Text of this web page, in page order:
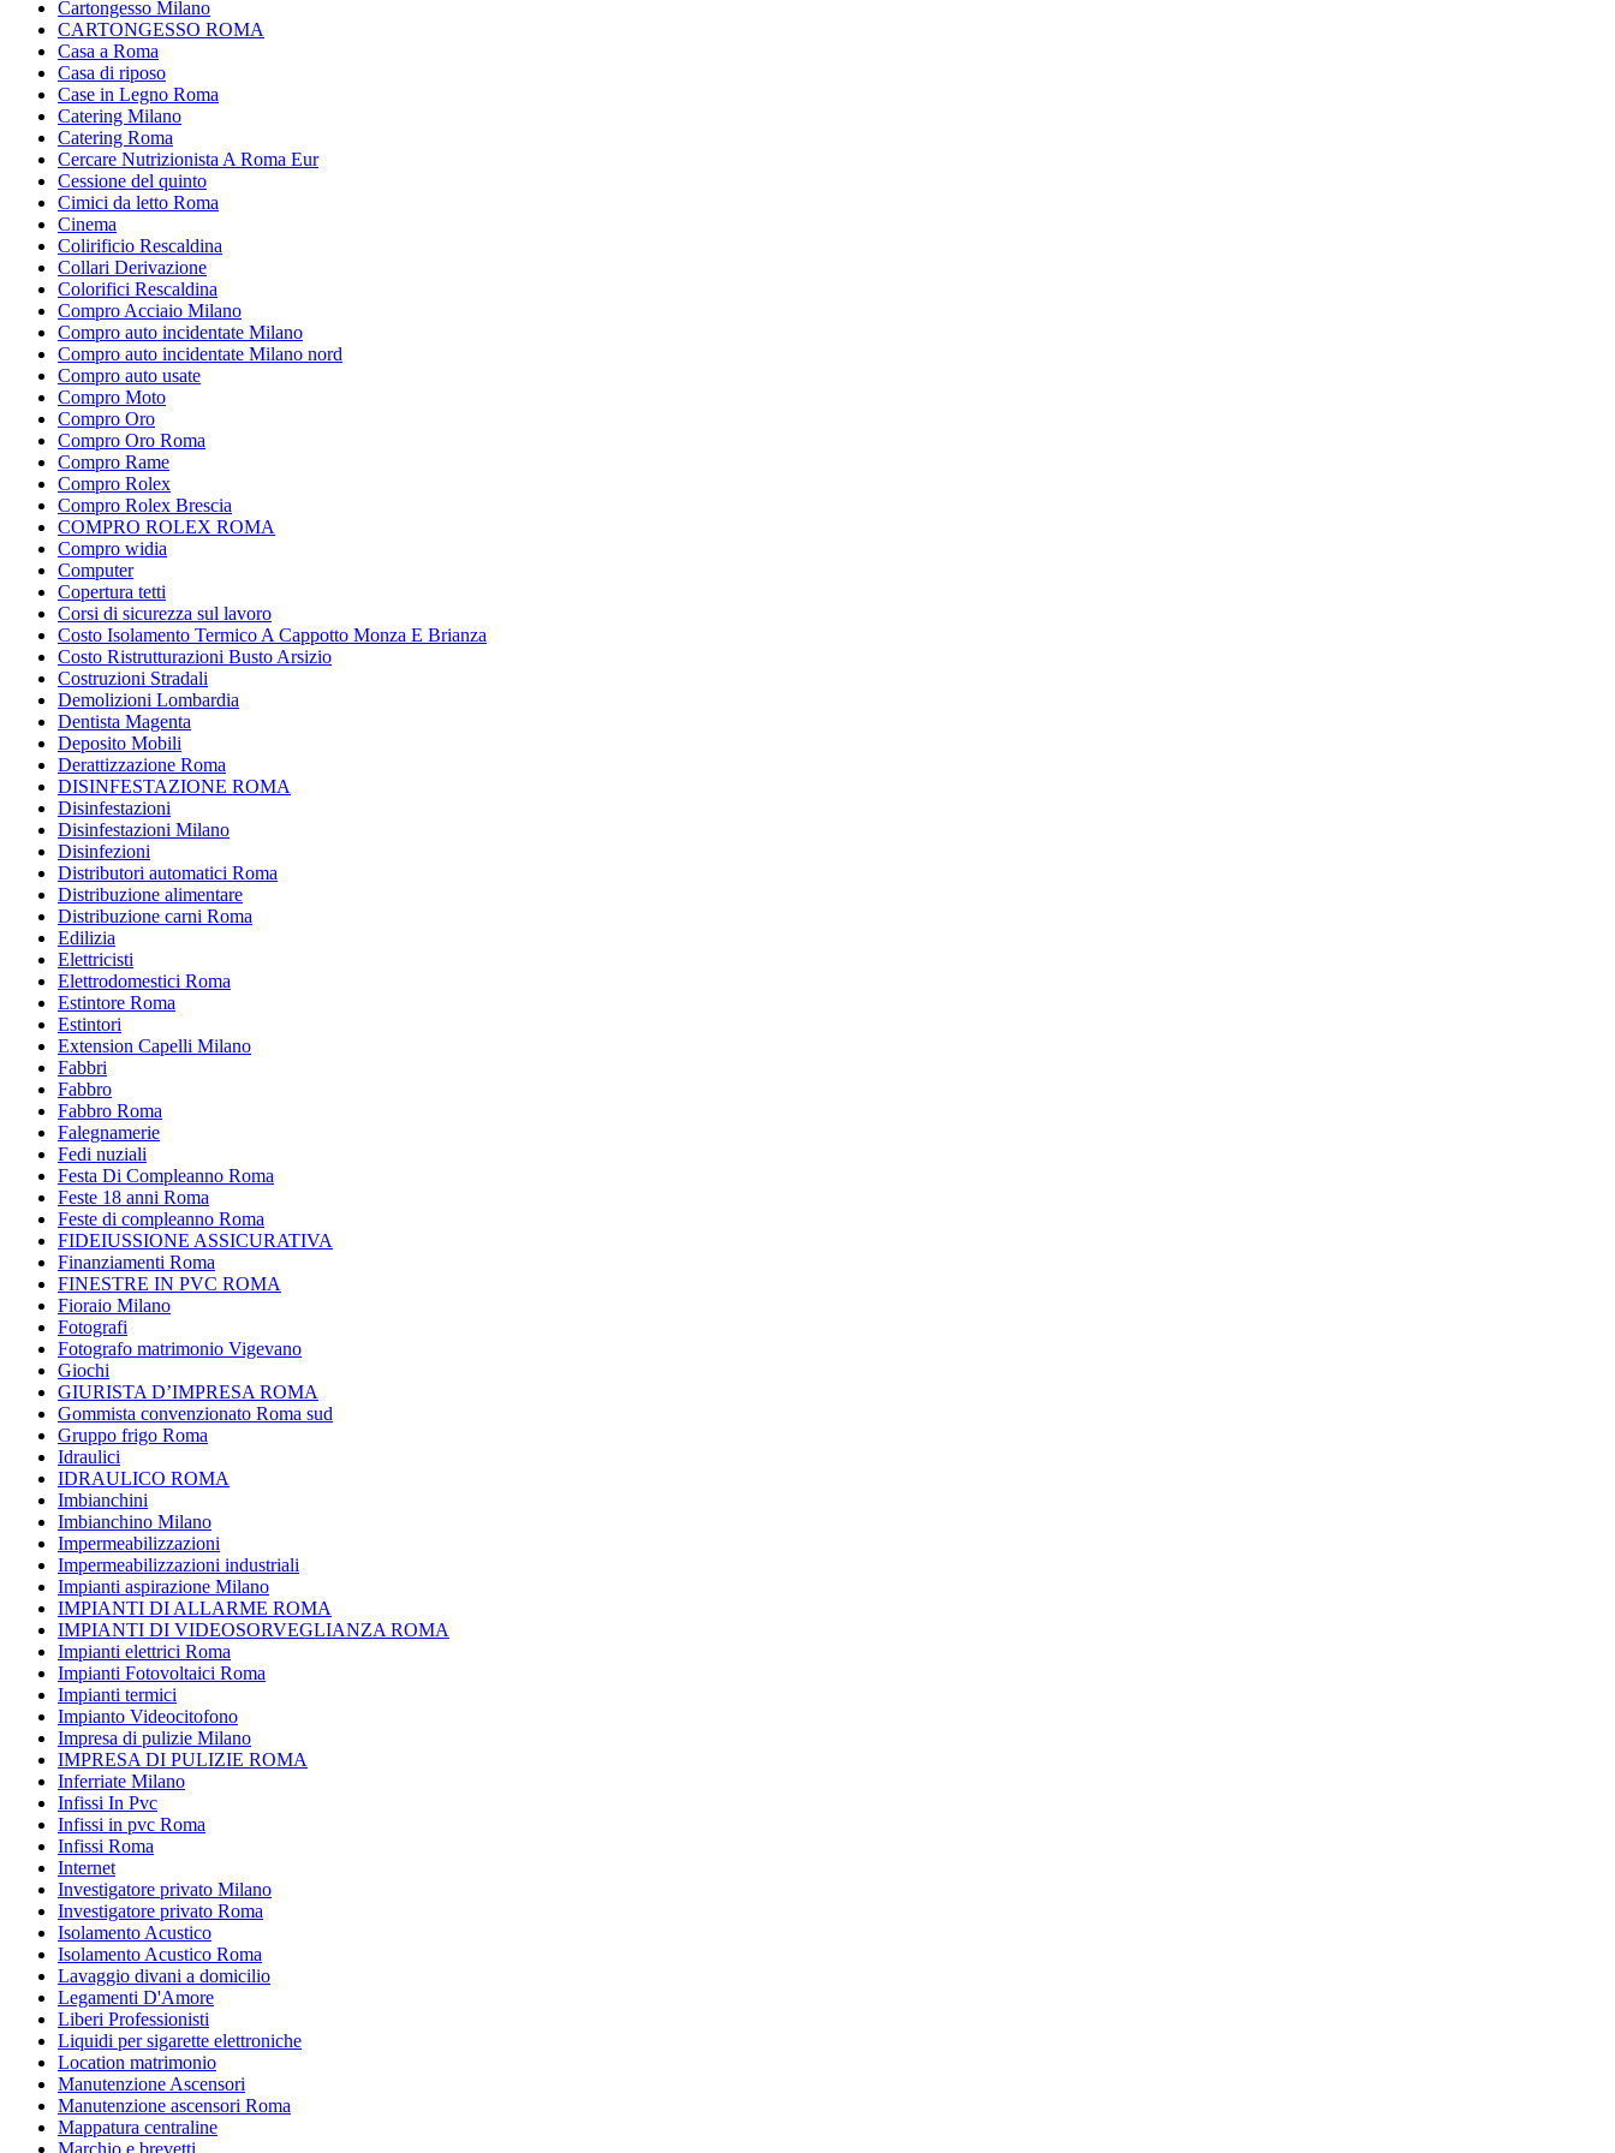
Cartongesso Milano
CARTONGESSO ROMA
Casa a Roma
Casa di riposo
Case in Legno Roma
Catering Milano
Catering Roma
Cercare Nutrizionista A Roma Eur
Cessione del quinto
Cimici da letto Roma
Cinema
Colirificio Rescaldina
Collari Derivazione
Colorifici Rescaldina
Compro Acciaio Milano
Compro auto incidentate Milano
Compro auto incidentate Milano nord
Compro auto usate
Compro Moto
Compro Oro
Compro Oro Roma
Compro Rame
Compro Rolex
Compro Rolex Brescia
COMPRO ROLEX ROMA
Compro widia
Computer
Copertura tetti
Corsi di sicurezza sul lavoro
Costo Isolamento Termico A Cappotto Monza E Brianza
Costo Ristrutturazioni Busto Arsizio
Costruzioni Stradali
Demolizioni Lombardia
Dentista Magenta
Deposito Mobili
Derattizzazione Roma
DISINFESTAZIONE ROMA
Disinfestazioni
Disinfestazioni Milano
Disinfezioni
Distributori automatici Roma
Distribuzione alimentare
Distribuzione carni Roma
Edilizia
Elettricisti
Elettrodomestici Roma
Estintore Roma
Estintori
Extension Capelli Milano
Fabbri
Fabbro
Fabbro Roma
Falegnamerie
Fedi nuziali
Festa Di Compleanno Roma
Feste 18 anni Roma
Feste di compleanno Roma
FIDEIUSSIONE ASSICURATIVA
Finanziamenti Roma
FINESTRE IN PVC ROMA
Fioraio Milano
Fotografi
Fotografo matrimonio Vigevano
Giochi
GIURISTA D’IMPRESA ROMA
Gommista convenzionato Roma sud
Gruppo frigo Roma
Idraulici
IDRAULICO ROMA
Imbianchini
Imbianchino Milano
Impermeabilizzazioni
Impermeabilizzazioni industriali
Impianti aspirazione Milano
IMPIANTI DI ALLARME ROMA
IMPIANTI DI VIDEOSORVEGLIANZA ROMA
Impianti elettrici Roma
Impianti Fotovoltaici Roma
Impianti termici
Impianto Videocitofono
Impresa di pulizie Milano
IMPRESA DI PULIZIE ROMA
Inferriate Milano
Infissi In Pvc
Infissi in pvc Roma
Infissi Roma
Internet
Investigatore privato Milano
Investigatore privato Roma
Isolamento Acustico
Isolamento Acustico Roma
Lavaggio divani a domicilio
Legamenti D'Amore
Liberi Professionisti
Liquidi per sigarette elettroniche
Location matrimonio
Manutenzione Ascensori
Manutenzione ascensori Roma
Mappatura centraline
Marchio e brevetti